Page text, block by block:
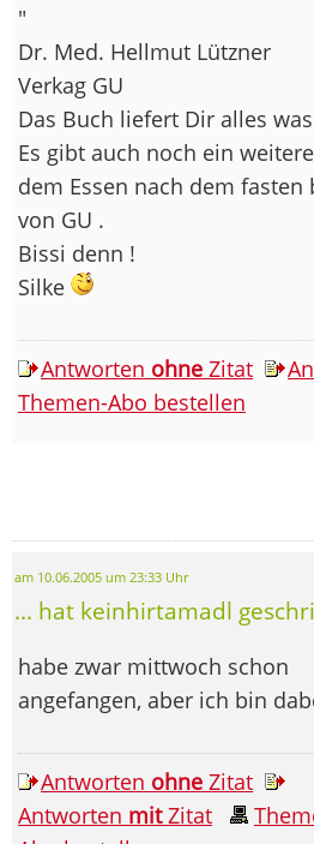
"
Dr. Med. Hellmut Lützner
Verkag GU
Das Buch liefert Dir alles
Es gibt auch noch ein
dem Essen nach dem fasten
von GU .
Bissi denn !
Silke
Antworten ohne Zitat
Themen-Abo bestellen
am 10.06.2005 um 23:33 Uhr
... hat keinhirtamadl
habe zwar mittwoch schon
angefangen, aber ich bin
Antworten ohne Zitat
Antworten mitZitat